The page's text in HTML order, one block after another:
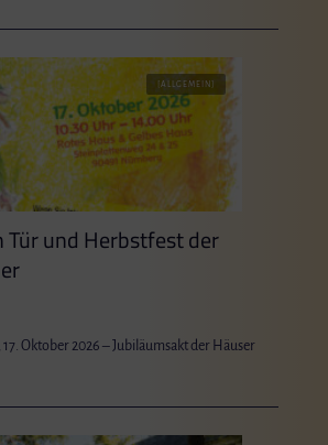
[ALLGEMEIN]
und Herbstfest der
17. Oktober 2026 – Jubiläumsakt der Häuser